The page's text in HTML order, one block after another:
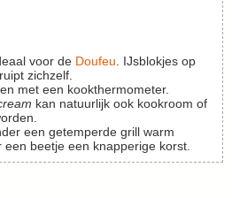
voor de Doufeu . IJsblokjes op
zichzelf.
met een kookthermometer.
kan natuurlijk ook kookroom of
een getemperde grill warm
beetje een knapperige korst.